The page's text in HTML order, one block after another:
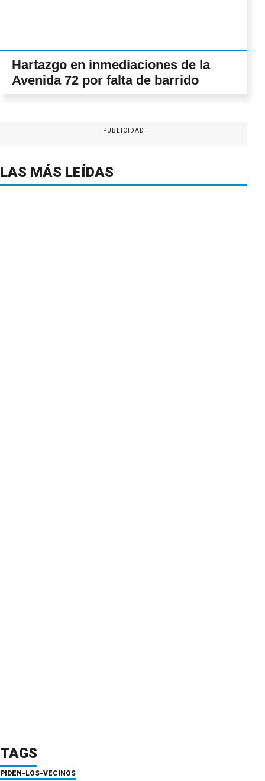
Hartazgo en inmediaciones de la
Avenida 72 por falta de barrido
PUBLICIDAD
LAS MÁS LEÍDAS
TAGS
PIDEN-LOS-VECINOS